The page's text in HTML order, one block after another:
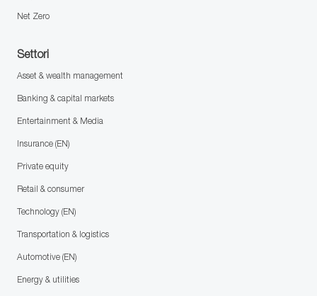
Net Zero
Settori
Asset & wealth management
Banking & capital markets
Entertainment & Media
Insurance (EN)
Private equity
Retail & consumer
Technology (EN)
Transportation & logistics
Automotive (EN)
Energy & utilities